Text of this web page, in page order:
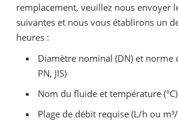
remplacement, veuillez nous envoyer
suivantes et nous vous établirons un
heures :
Diamètre nominal (DN) et norme
PN, JIS)
Nom du fluide et température (°C)
Plage de débit requise (L/h ou